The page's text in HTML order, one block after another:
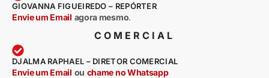
GIOVANNA FIGUEIREDO – REPÓRTER
Envie um Email agora mesmo.
COMERCIAL
DJALMA RAPHAEL – DIRETOR COMERCIAL
Envie um Email ou chame no Whatsapp